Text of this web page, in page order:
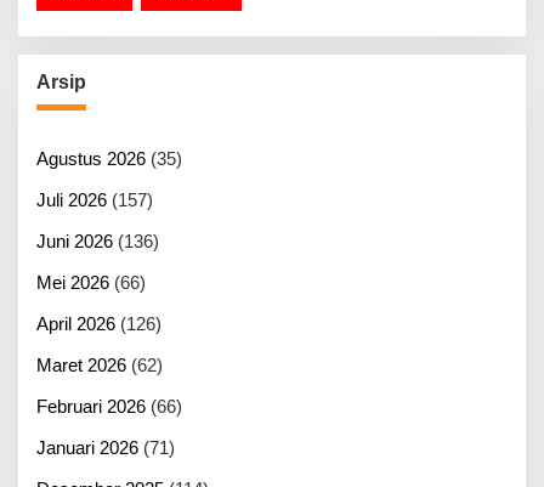
Arsip
Agustus 2026 (35)
Juli 2026 (157)
Juni 2026 (136)
Mei 2026 (66)
April 2026 (126)
Maret 2026 (62)
Februari 2026 (66)
Januari 2026 (71)